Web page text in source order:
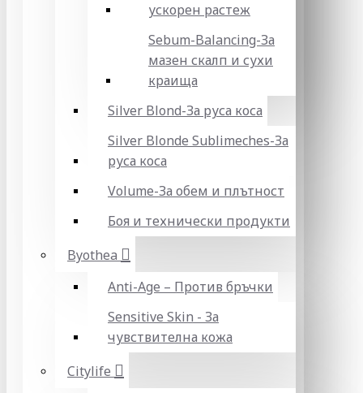
ускорен растеж
Sebum-Balancing-За
мазен скалп и сухи
краища
Silver Blond-За руса коса
Silver Blonde Sublіmeches-За
руса коса
Volume-За обем и плътност
Боя и технически продукти
Byothea
Anti-Age – Против бръчки
Sensitive Skin - За
чувствителна кожа
Citylife